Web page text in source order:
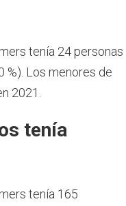
tenía 24 personas
%). Los menores de
2021.
tenía
tenía 165